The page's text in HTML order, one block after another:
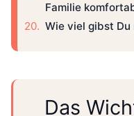
Familie
Wie viel gibst
Das